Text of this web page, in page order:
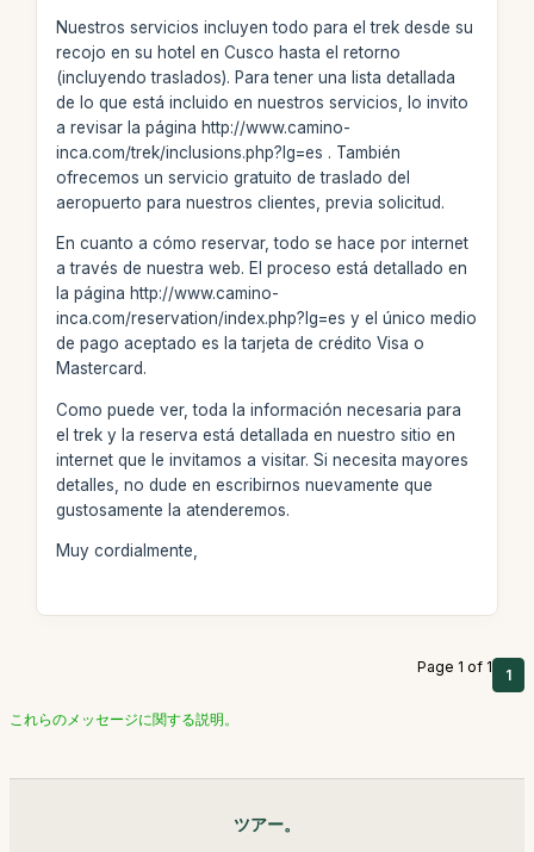
Nuestros servicios incluyen todo para el trek desde su
recojo en su hotel en Cusco hasta el retorno
(incluyendo traslados). Para tener una lista detallada
de lo que está incluido en nuestros servicios, lo invito
a revisar la página http://www.camino-
inca.com/trek/inclusions.php?lg=es . También
ofrecemos un servicio gratuito de traslado del
aeropuerto para nuestros clientes, previa solicitud.
En cuanto a cómo reservar, todo se hace por internet
a través de nuestra web. El proceso está detallado en
la página http://www.camino-
inca.com/reservation/index.php?lg=es y el único medio
de pago aceptado es la tarjeta de crédito Visa o
Mastercard.
Como puede ver, toda la información necesaria para
el trek y la reserva está detallada en nuestro sitio en
internet que le invitamos a visitar. Si necesita mayores
detalles, no dude en escribirnos nuevamente que
gustosamente la atenderemos.
Muy cordialmente,
Page 1 of 1 1
これらのメッセージに関する説明。
ツアー。